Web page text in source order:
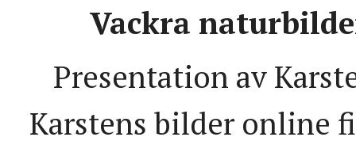
Vackra
Presentation av
Karstens bilder online